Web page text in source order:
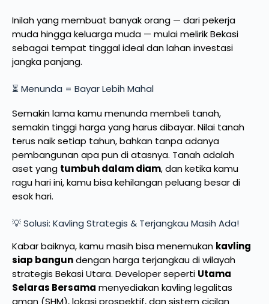
Inilah yang membuat banyak orang — dari pekerja
muda hingga keluarga muda — mulai melirik Bekasi
sebagai tempat tinggal ideal dan lahan investasi
jangka panjang.
⏳ Menunda = Bayar Lebih Mahal
Semakin lama kamu menunda membeli tanah,
semakin tinggi harga yang harus dibayar. Nilai tanah
terus naik setiap tahun, bahkan tanpa adanya
pembangunan apa pun di atasnya. Tanah adalah
aset yang tumbuh dalam diam, dan ketika kamu
ragu hari ini, kamu bisa kehilangan peluang besar di
esok hari.
💡 Solusi: Kavling Strategis & Terjangkau Masih Ada!
Kabar baiknya, kamu masih bisa menemukan kavling
siap bangundengan harga terjangkau di wilayah
strategis Bekasi Utara. Developer seperti Utama
Selaras Bersama menyediakan kavling legalitas
aman (SHM), lokasi prospektif, dan sistem cicilan